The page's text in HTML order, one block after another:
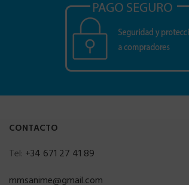
CONTACTO
Tel: +34 671 27 41 89
mmsanime@gmail.com